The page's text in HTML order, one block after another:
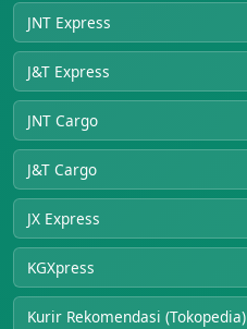
JNT Express
J&T Express
JNT Cargo
J&T Cargo
JX Express
KGXpress
Kurir Rekomendasi (Tokopedia)